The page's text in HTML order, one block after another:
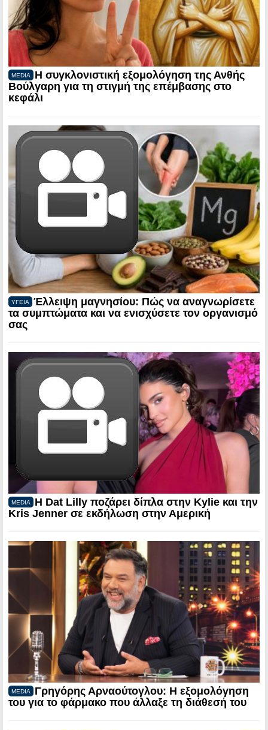
MEDIA
Η συγκλονιστική εξομολόγηση της Ανθής
Βούλγαρη για τη στιγμή της επέμβασης στο
κεφάλι
ΥΓΕΙΑ
Έλλειψη μαγνησίου: Πώς να αναγνωρίσετε
τα συμπτώματα και να ενισχύσετε τον οργανισμό
σας
MEDIA
Η Dat Lilly ποζάρει δίπλα στην Kylie και την
Kris Jenner σε εκδήλωση στην Αμερική
MEDIA
Γρηγόρης Αρναούτογλου: Η εξομολόγηση
του για το φάρμακο που άλλαξε τη διάθεσή του